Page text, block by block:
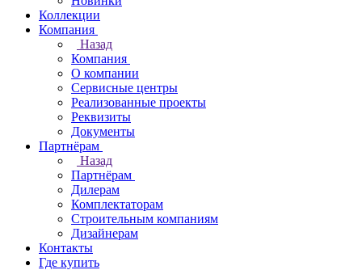
Коллекции
Компания
Назад
Компания
О компании
Сервисные центры
Реализованные проекты
Реквизиты
Документы
Партнёрам
Назад
Партнёрам
Дилерам
Комплектаторам
Строительным компаниям
Дизайнерам
Контакты
Где купить